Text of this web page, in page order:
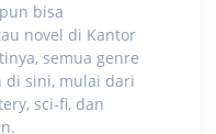
bisa
novel di Kantor
semua genre
di sini, mulai dari
sci-fi, dan